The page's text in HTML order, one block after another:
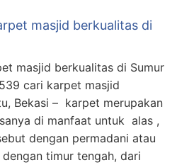
masjid berkualitas di
masjid berkualitas di Sumur
cari karpet masjid
Bekasi – karpet merupakan
di manfaat untuk alas ,
dengan permadani atau
timur tengah, dari